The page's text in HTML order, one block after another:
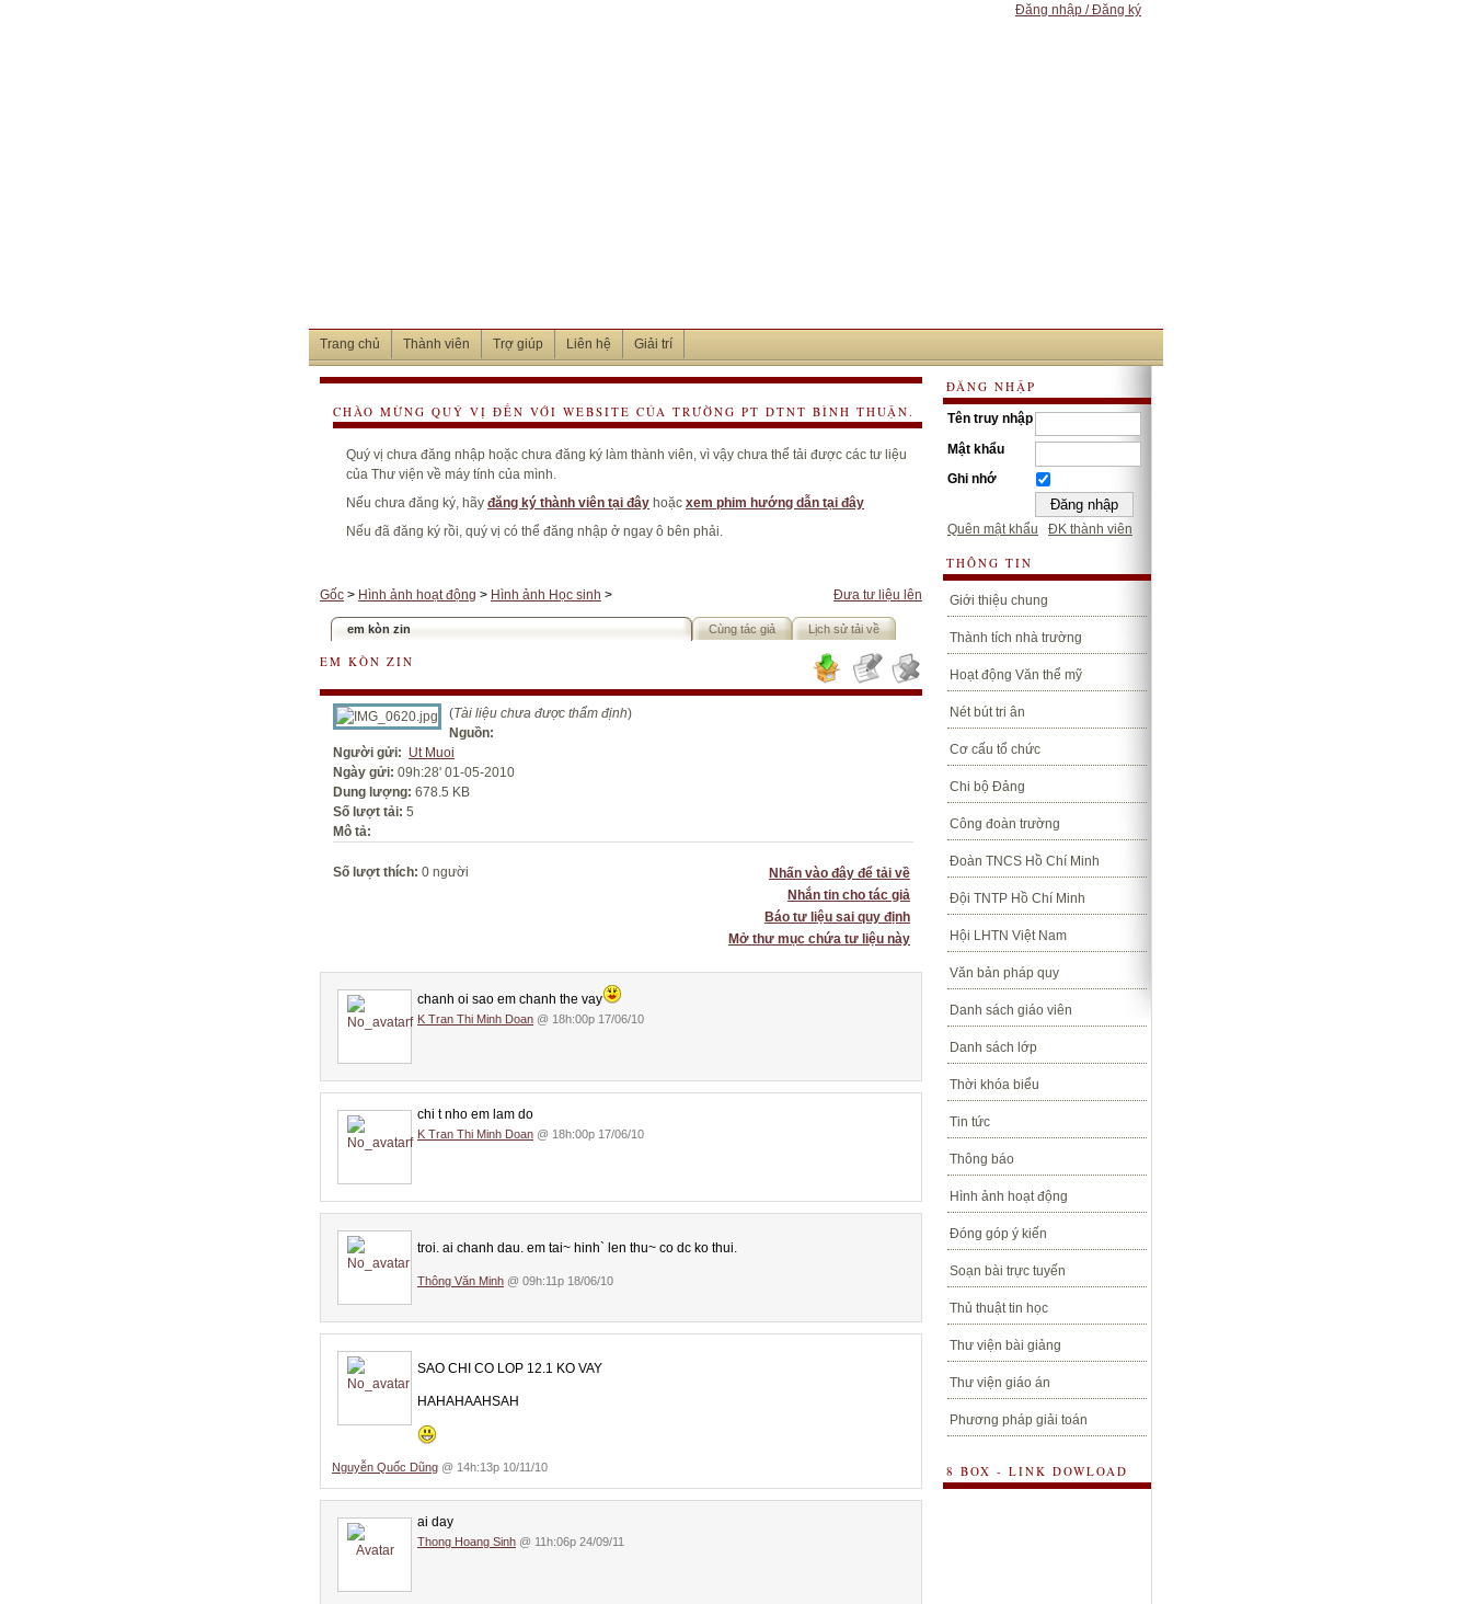
Đăng nhập / Đăng ký
Trang chủ Thành viên Trợ giúp Liên hệ Giải trí
ĐĂNG NHẬP
Tên truy nhập
Mật khẩu
Ghi nhớ
Quên mật khẩu ĐK thành viên
THÔNG TIN
Giới thiệu chung
Thành tích nhà trường
Hoạt động Văn thể mỹ
Nét bút tri ân
Cơ cấu tổ chức
Chi bộ Đảng
Công đoàn trường
Đoàn TNCS Hồ Chí Minh
Đội TNTP Hồ Chí Minh
Hội LHTN Việt Nam
Văn bản pháp quy
Danh sách giáo viên
Danh sách lớp
Thời khóa biểu
Tin tức
Thông báo
Hình ảnh hoạt động
Đóng góp ý kiến
Soạn bài trực tuyến
Thủ thuật tin học
Thư viện bài giảng
Thư viện giáo án
Phương pháp giải toán
8 BOX - LINK DOWLOAD
CHÀO MỪNG QUÝ VỊ ĐẾN VỚI WEBSITE CỦA TRƯỜNG PT DTNT BÌNH THUẬN.
Quý vị chưa đăng nhập hoặc chưa đăng ký làm thành viên, vì vậy chưa thể tải được các tư liệu
của Thư viện về máy tính của mình.
Nếu chưa đăng ký, hãy đăng ký thành viên tại đây hoặc xem phim hướng dẫn tại đây
Nếu đã đăng ký rồi, quý vị có thể đăng nhập ở ngay ô bên phải.
Đưa tư liệu lên
Gốc > Hình ảnh hoạt động > Hình ảnh Học sinh >
em kòn zin Cùng tác giả Lịch sử tải về
EM KÒN ZIN
(Tài liệu chưa được thẩm định)
Nguồn:
Người gửi: Ut Muoi
Ngày gửi: 09h:28' 01-05-2010
Dung lượng: 678.5 KB
Số lượt tải: 5
Mô tả:
Nhấn vào đây để tải về
Nhắn tin cho tác giả
Báo tư liệu sai quy định
Mở thư mục chứa tư liệu này
Số lượt thích: 0 người
chanh oi sao em chanh the vay
K Tran Thi Minh Doan @ 18h:00p 17/06/10
chi t nho em lam do
K Tran Thi Minh Doan @ 18h:00p 17/06/10
troi. ai chanh dau. em tai~ hinh` len thu~ co dc ko thui.
Thông Văn Minh @ 09h:11p 18/06/10
SAO CHI CO LOP 12.1 KO VAY
HAHAHAAHSAH
Nguyễn Quốc Dũng @ 14h:13p 10/11/10
ai day
Thong Hoang Sinh @ 11h:06p 24/09/11